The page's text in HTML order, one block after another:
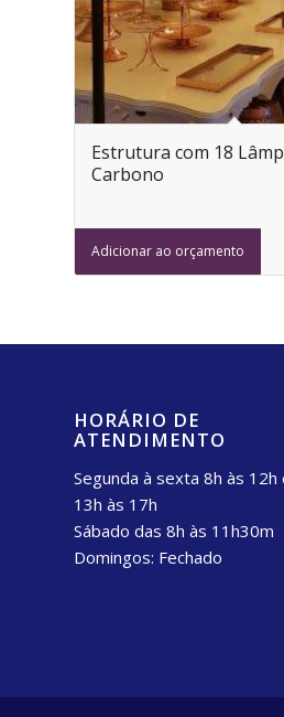
Estrutura com 18
Carbono
Adicionar ao orçamento
HORÁRIO DE
ATENDIMENTO
Segunda à sexta 8h às 12h
13h às 17h
Sábado das 8h às 11h30m
Domingos: Fechado